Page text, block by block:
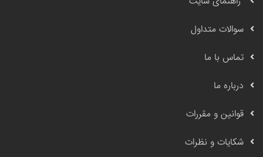
سوالات متداول
تماس با ما
درباره ما
قوانین و مقررات
شکایات و نظرات